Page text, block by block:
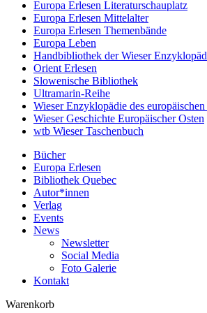
Europa Erlesen Literaturschauplatz
Europa Erlesen Mittelalter
Europa Erlesen Themenbände
Europa Leben
Handbibliothek der Wieser
Orient Erlesen
Slowenische Bibliothek
Ultramarin-Reihe
Wieser Enzyklopädie des europäischen
Wieser Geschichte Europäischer Osten
wtb Wieser Taschenbuch
Bücher
Europa Erlesen
Bibliothek Quebec
Autor*innen
Verlag
Events
News
Newsletter
Social Media
Foto Galerie
Kontakt
Warenkorb